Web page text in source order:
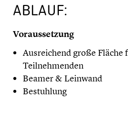
ABLAUF:
Voraussetzung
Ausreichend große Fläche
Teilnehmenden
Beamer & Leinwand
Bestuhlung